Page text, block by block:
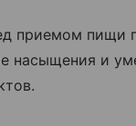
приемом пищи
насыщения и